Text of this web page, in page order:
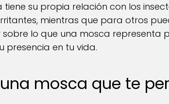
su propia relación con los
mientras que para otros
lo que una mosca representa
presencia en tu vida.
mosca que te